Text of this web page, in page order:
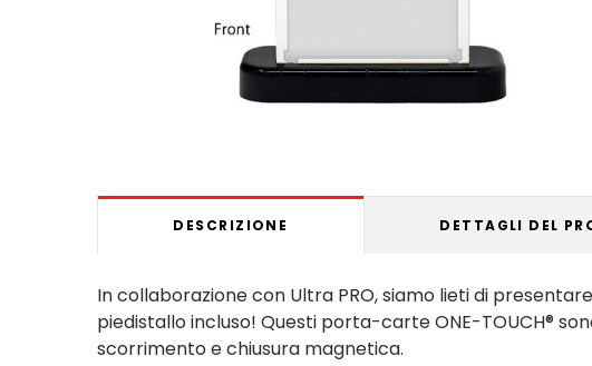
DESCRIZIONE DETTAGLI DEL
In collaborazione con Ultra PRO, siamo lieti di
piedistallo incluso! Questi porta-carte ONE-TOUCH®
scorrimento e chiusura magnetica.